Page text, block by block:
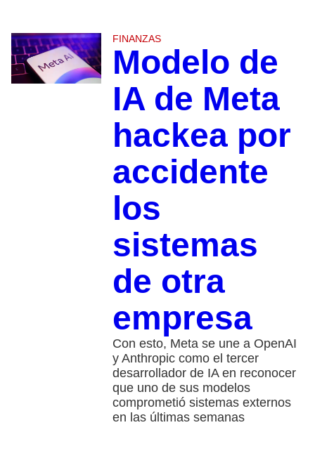
FINANZAS
Modelo de
IA de Meta
hackea por
accidente
los
sistemas
de otra
empresa
Con esto, Meta se une a OpenAI
y Anthropic como el tercer
desarrollador de IA en reconocer
que uno de sus modelos
comprometió sistemas externos
en las últimas semanas